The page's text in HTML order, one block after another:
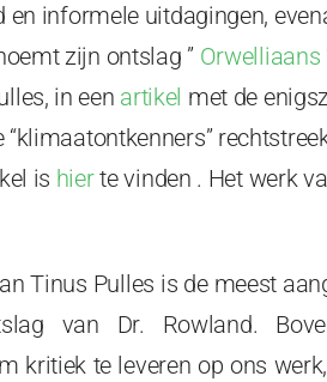
informele uitdagingen,
zijn ontslag” Orwelliaans
in een artikel met de
is hierte vinden . Het werk
Tinus Pulles is de meest
van Dr. Rowland.
kritiek te leveren op ons